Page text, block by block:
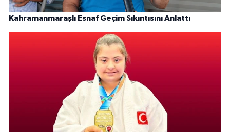
Kahramanmaraşlı Esnaf Geçim Sıkıntısını Anlattı